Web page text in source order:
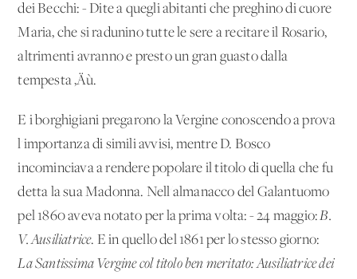
dei Becchi: - Dite a quegli abitanti che preghino di cuore
Maria, che si radunino tutte le sere a recitare il Rosario,
altrimenti avranno e presto un gran guasto dalla
tempesta ‚Äù.
E i borghigiani pregarono la Vergine conoscendo a prova
l'importanza di simili avvisi, mentre D. Bosco
incominciava a rendere popolare il titolo di quella che fu
detta la sua Madonna. Nell'almanacco del Galantuomo
pel 1860 aveva notato per la prima volta: - 24 maggio:B.
V. Ausiliatrice. E in quello del 1861 per lo stesso giorno:
La Santissima Vergine col titolo ben meritato: Ausiliatrice dei